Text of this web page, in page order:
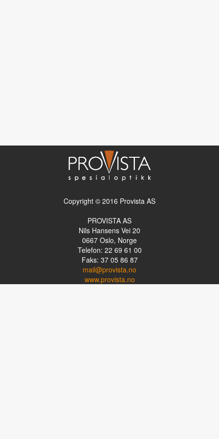
Copyright © 2016 Provista AS
PROVISTA AS
Nils Hansens Vei 20
0667 Oslo, Norge
Telefon: 22 69 61 00
Faks: 37 05 86 87
mail@provista.no
www.provista.no